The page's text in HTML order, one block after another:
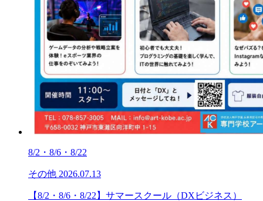
8/2・8/6・8/22
その他 2026.07.13
【8/2・8/6・8/22】サマースクール（DXビジネス）